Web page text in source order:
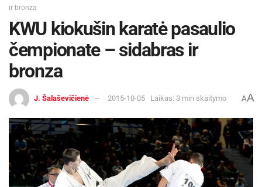
ir bronza
KWU kiokušin karatė pasaulio
čempionate – sidabras ir
bronza
J. Šalaševičienė 2015-10-05 Laikas: 3 min skaitymo AA